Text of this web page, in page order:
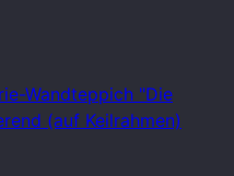
Wandteppich "Die
(auf Keilrahmen)